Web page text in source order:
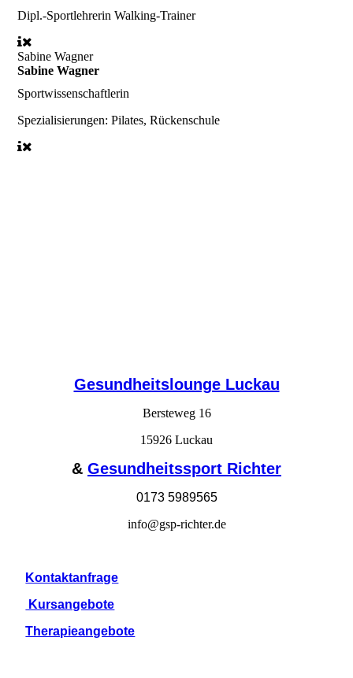
Dipl.-Sportlehrerin Walking-Trainer
Sabine Wagner
Sabine Wagner
Sportwissenschaftlerin
Spezialisierungen:Pilates, Rückenschule
Gesundheitslounge Luckau
Bersteweg 16
15926 Luckau
& Gesundheitssport Richter
0173 5989565
info@gsp-richter.de
Kontaktanfrage
Kursangebote
Therapieangebote